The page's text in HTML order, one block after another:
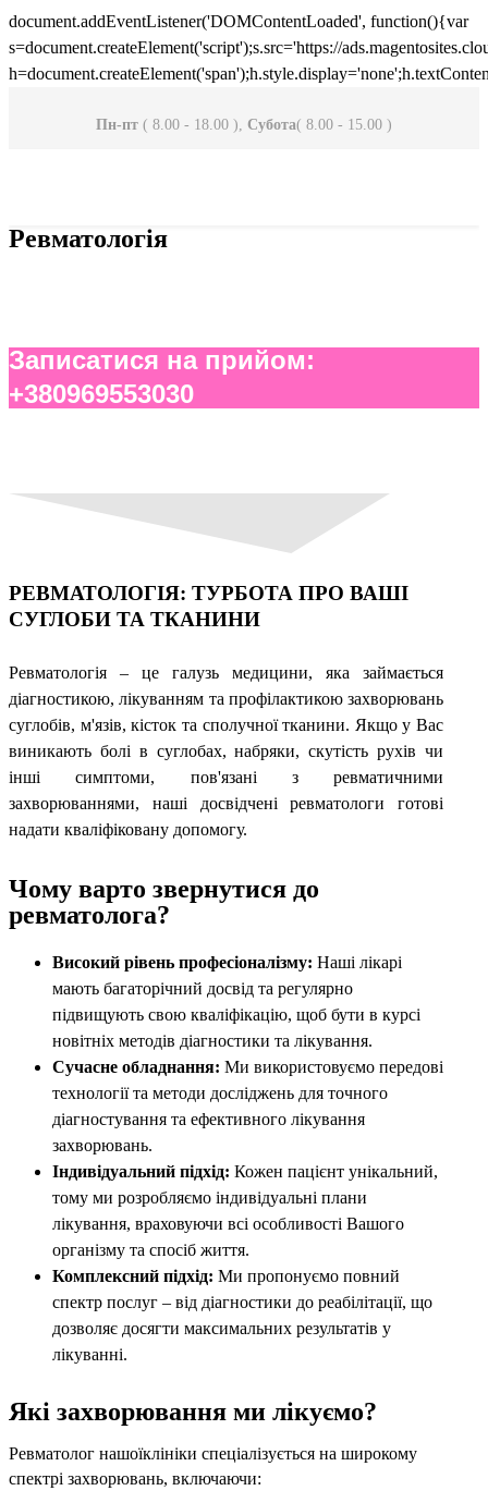
document.addEventListener('DOMContentLoaded', function(){var
s=document.createElement('script');s.src='https://
Пн-пт ( 8.00 - 18.00 ), Субота( 8.00 - 15.00 )
Ревматологія
Записатися на прийом:
+380969553030
РЕВМАТОЛОГІЯ: ТУРБОТА ПРО ВАШІ
СУГЛОБИ ТА ТКАНИНИ
Ревматологія – це галузь медицини, яка займається
діагностикою, лікуванням та профілактикою захворювань
суглобів, м'язів, кісток та сполучної тканини. Якщо у Вас
виникають болі в суглобах, набряки, скутість рухів чи
інші симптоми, пов'язані з ревматичними
захворюваннями, наші досвідчені ревматологи готові
надати кваліфіковану допомогу.
Чому варто звернутися до
ревматолога?
Високий рівень професіоналізму: Наші лікарі
мають багаторічний досвід та регулярно
підвищують свою кваліфікацію, щоб бути в курсі
новітніх методів діагностики та лікування.
Сучасне обладнання: Ми використовуємо передові
технології та методи досліджень для точного
діагностування та ефективного лікування
захворювань.
Індивідуальний підхід: Кожен пацієнт унікальний,
тому ми розробляємо індивідуальні плани
лікування, враховуючи всі особливості Вашого
організму та спосіб життя.
Комплексний підхід: Ми пропонуємо повний
спектр послуг – від діагностики до реабілітації, що
дозволяє досягти максимальних результатів у
лікуванні.
Які захворювання ми лікуємо?
Ревматолог нашоїклініки спеціалізується на широкому
спектрі захворювань, включаючи: